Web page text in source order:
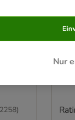
2258)
2
Nur